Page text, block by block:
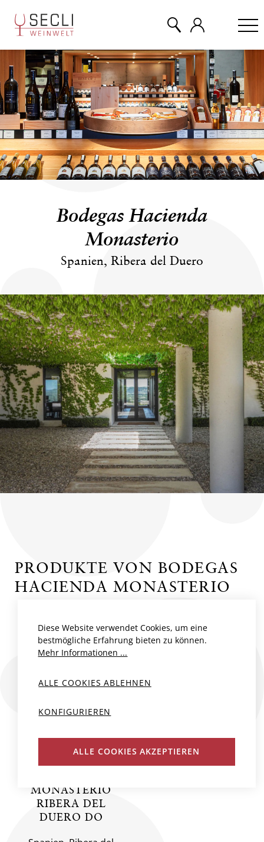
Bodegas Hacienda
Monasterio
Spanien, Ribera del Duero
PRODUKTE VON BODEGAS
HACIENDA MONASTERIO
MONASTERIO
RIBERA DEL
DUERO DO
WEINE
CHAMPAGNER
& MEHR
ÜBER UNS
KONTAKT
Diese Website verwendet Cookies, um eine
bestmögliche Erfahrung bieten zu können.
Mehr Informationen ...
ALLE COOKIES ABLEHNEN
KONFIGURIEREN
ALLE COOKIES AKZEPTIEREN